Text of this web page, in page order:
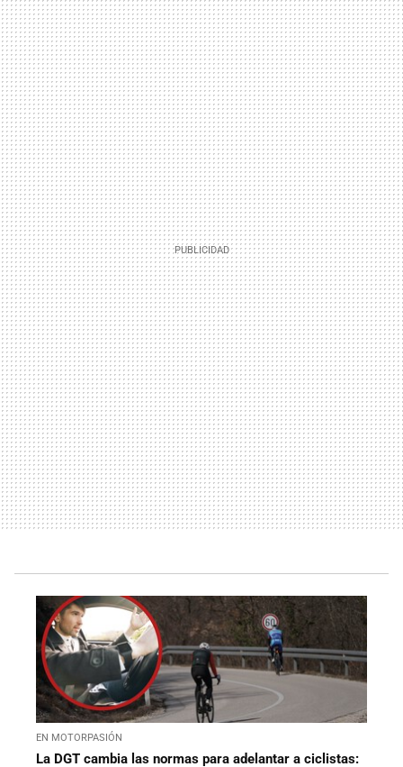
EN MOTORPASIÓN
La DGT cambia las normas para adelantar a ciclistas: